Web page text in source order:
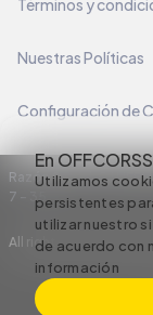
En
Utilizamos
persistentes
utilizar nuestro
de acuerdo con
información
Términos y
Nuestras Políticas
Configuración de
Razón Social: C.I
7 – 35
All rights reserved